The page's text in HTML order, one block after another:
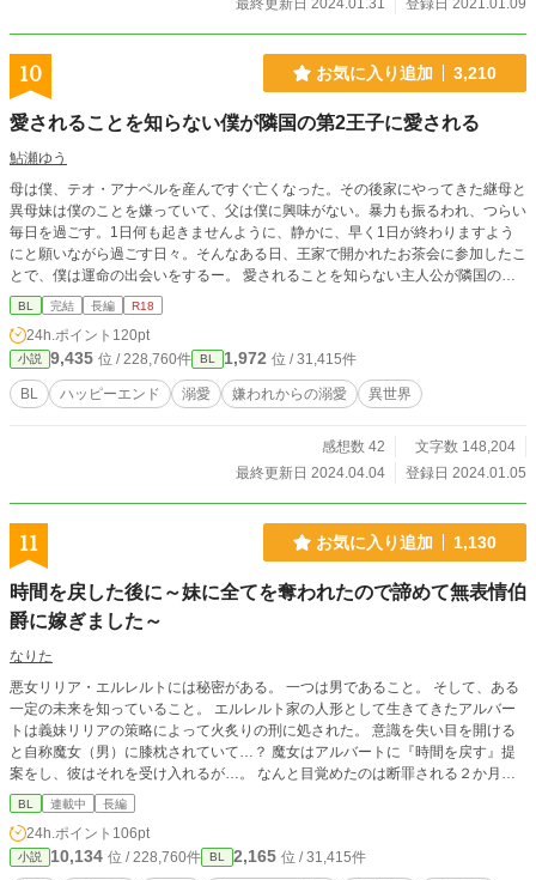
最終更新日 2024.01.31
登録日 2021.01.09
10 お気に入り追加 3,210
愛されることを知らない僕が隣国の第2王子に愛される
鮎瀬ゆう
母は僕、テオ・アナベルを産んですぐ亡くなった。その後家にやってきた継母と
異母妹は僕のことを嫌っていて、父は僕に興味がない。暴力も振るわれ、つらい
毎日を過ごす。1日何も起きませんように、静かに、早く1日が終わりますよう
にと願いながら過ごす日々。そんなある日、王家で開かれたお茶会に参加したこ
とで、僕は運命の出会いをするー。 愛されることを知らない主人公が隣国の第2
王子と出会い、愛されることとは、を知っていくお話です。前半は主人公がかわ
いそうな扱いを受けますが、攻めくんが助けるし溺愛します。ハッピーエンドで
す。 ※男同士で結婚も妊娠もできますが、オメガバースではありません。そう
いう世界です。 ※軽めな表現ではありますが、暴力を受けているシーンがあり
ます。
BL 完結 長編 R18
24h.ポイント 120pt
小説 9,435 位 / 228,760件 BL 1,972 位 / 31,415件
BL ハッピーエンド 溺愛 嫌われからの溺愛 異世界
感想数 42
文字数 148,204
最終更新日 2024.04.04
登録日 2024.01.05
11 お気に入り追加 1,130
時間を戻した後に～妹に全てを奪われたので諦めて無表情伯
爵に嫁ぎました～
なりた
悪女リリア・エルレルトには秘密がある。 一つは男であること。 そして、ある
一定の未来を知っていること。 エルレルト家の人形として生きてきたアルバー
トは義妹リリアの策略によって火炙りの刑に処された。 意識を失い目を開ける
と自称魔女（男）に膝枕されていて…？ 魔女はアルバートに『時間を戻す』提
案をし、彼はそれを受け入れるが…。 なんと目覚めたのは断罪される２か月
前!? 引くに引けない時期に戻されたことを嘆くも、あの忌まわしきイベントを
回避するために奔走する。 でも回避した先は変態おじ伯爵と婚姻⁉ まぁどうせ出
ていくからいっか！ 北方の堅物伯爵×行動力の塊系主人公（途中まで女性）
BL 連載中 長編
24h.ポイント 106pt
小説 10,134 位 / 228,760件 BL 2,165 位 / 31,415件